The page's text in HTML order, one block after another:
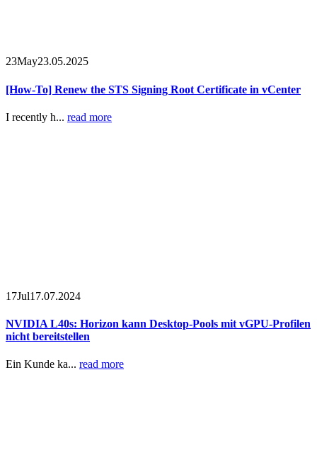
23May23.05.2025
[How-To] Renew the STS Signing Root Certificate in vCenter
I recently h... read more
17Jul17.07.2024
NVIDIA L40s: Horizon kann Desktop-Pools mit vGPU-Profilen
nicht bereitstellen
Ein Kunde ka... read more